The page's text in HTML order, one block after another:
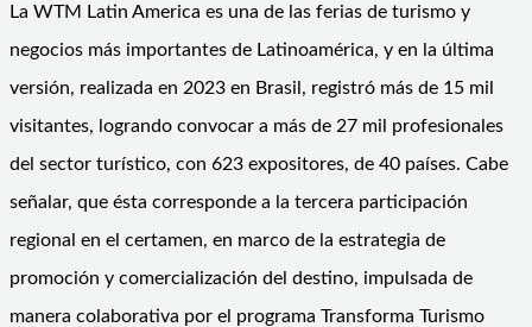
La WTM Latin America es una de las ferias de turismo y
negocios más importantes de Latinoamérica, y en la última
versión, realizada en 2023 en Brasil, registró más de 15 mil
visitantes, logrando convocar a más de 27 mil profesionales
del sector turístico, con 623 expositores, de 40 países. Cabe
señalar, que ésta corresponde a la tercera participación
regional en el certamen, en marco de la estrategia de
promoción y comercialización del destino, impulsada de
manera colaborativa por el programa Transforma Turismo